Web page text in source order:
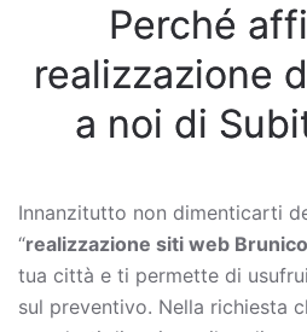
Perché
realizzazione
a noi di
Innanzitutto non dimenticarti
“realizzazione siti web Brunico
tua città e ti permette di
sul preventivo. Nella richiesta